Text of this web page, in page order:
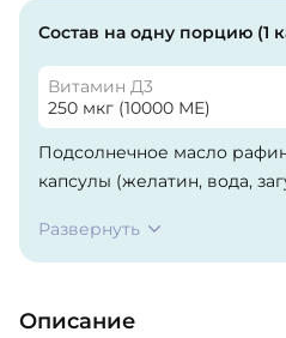
Состав на одну порцию (1
Витамин Д3
250 мкг (10000 МЕ)
Подсолнечное масло
капсулы (желатин, вода,
холекальциферол,
токоферол).
Развернуть
Описание